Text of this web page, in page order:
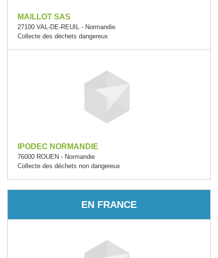
MAILLOT SAS
27100 VAL-DE-REUIL - Normandie
Collecte des déchets dangereux
IPODEC NORMANDIE
76000 ROUEN - Normandie
Collecte des déchets non dangereux
EN FRANCE